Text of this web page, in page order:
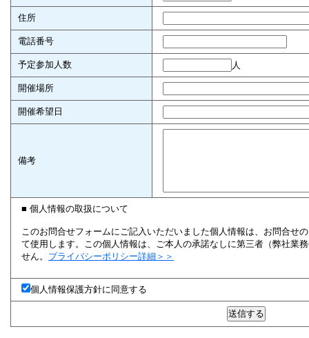
住所
電話番号
予定参加人数 人
開催場所
開催希望日
備考
■ 個人情報の取扱について
このお問合せフォームにご記入いただいました個人情報は、お問合せ
て使用します。この個人情報は、ご本人の承諾なしに第三者（弊社業
せん。 プライバシーポリシー詳細＞＞
個人情報保護方針に同意する